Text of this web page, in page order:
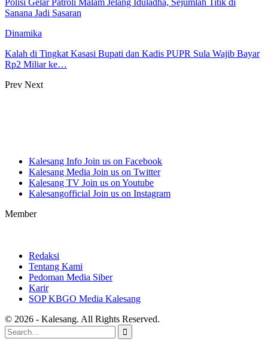
Sanana Jadi Sasaran
Dinamika
Kalah di Tingkat Kasasi Bupati dan Kadis PUPR Sula Wajib Bayar
Rp2 Miliar ke…
Prev Next
Kalesang Info Join us on Facebook
Kalesang Media Join us on Twitter
Kalesang TV Join us on Youtube
Kalesangofficial Join us on Instagram
Member
Redaksi
Tentang Kami
Pedoman Media Siber
Karir
SOP KBGO Media Kalesang
© 2026 - Kalesang. All Rights Reserved.